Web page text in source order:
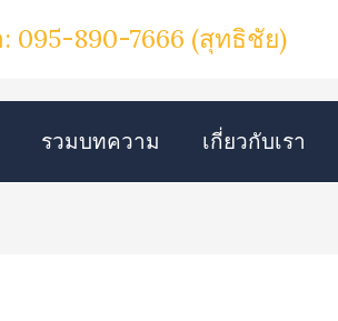
095-890-7666 (สุทธิชัย)
รวมบทความ เกี่ยวกับเรา